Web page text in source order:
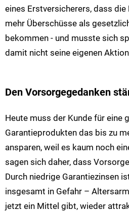
eines Erstversicherers, dass
mehr Überschüsse als
bekommen - und musste sich
damit nicht seine eigenen
Den Vorsorgegedanken
Heute muss der Kunde für eine
Garantieprodukten das bis zu
ansparen, weil es kaum noch
sagen sich daher, dass
Durch niedrige Garantiezinsen
insgesamt in Gefahr –
jetzt ein Mittel gibt, wieder